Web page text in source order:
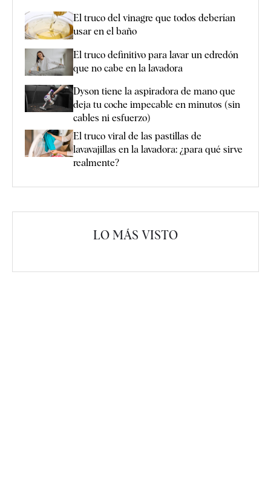
El truco del vinagre que todos deberían
usar en el baño
El truco definitivo para lavar un edredón
que no cabe en la lavadora
Dyson tiene la aspiradora de mano que
deja tu coche impecable en minutos (sin
cables ni esfuerzo)
El truco viral de las pastillas de
lavavajillas en la lavadora: ¿para qué sirve
realmente?
LO MÁS VISTO